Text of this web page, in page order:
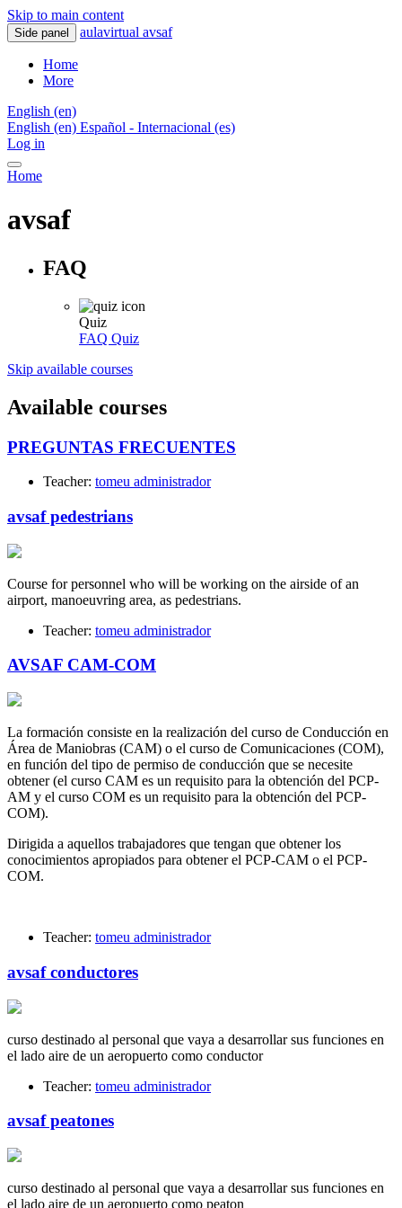
Skip to main content
Side panel aulavirtual avsaf
Home
More
English ‎(en)‎
English ‎(en)‎ Español - Internacional ‎(es)‎
Log in
Home
avsaf
FAQ
Quiz
FAQ Quiz
Skip available courses
Available courses
PREGUNTAS FRECUENTES
Teacher: tomeu administrador
avsaf pedestrians
Course for personnel who will be working on the airside of an
airport, manoeuvring area, as pedestrians.
Teacher: tomeu administrador
AVSAF CAM-COM
La formación consiste en la realización del curso de Conducción en
Área de Maniobras (CAM) o el curso de Comunicaciones (COM),
en función del tipo de permiso de conducción que se necesite
obtener (el curso CAM es un requisito para la obtención del PCP-
AM y el curso COM es un requisito para la obtención del PCP-
COM).
Dirigida a aquellos trabajadores que tengan que obtener los
conocimientos apropiados para obtener el PCP-CAM o el PCP-
COM.
Teacher: tomeu administrador
avsaf conductores
curso destinado al personal que vaya a desarrollar sus funciones en
el lado aire de un aeropuerto como conductor
Teacher: tomeu administrador
avsaf peatones
curso destinado al personal que vaya a desarrollar sus funciones en
el lado aire de un aeropuerto como peaton